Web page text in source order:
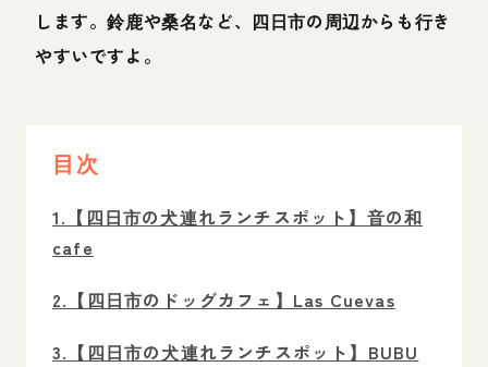
します。鈴鹿や桑名など、四日市の周辺からも行き
やすいですよ。
目次
1.【四日市の犬連れランチスポット】音の和
cafe
2.【四日市のドッグカフェ】Las Cuevas
3.【四日市の犬連れランチスポット】BUBU